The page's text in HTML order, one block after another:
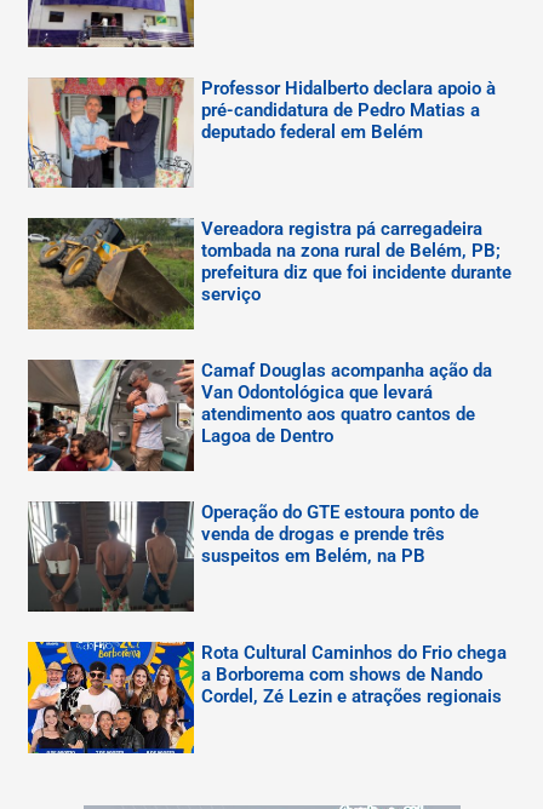
Professor Hidalberto declara apoio à
pré-candidatura de Pedro Matias a
deputado federal em Belém
Vereadora registra pá carregadeira
tombada na zona rural de Belém, PB;
prefeitura diz que foi incidente durante
serviço
Camaf Douglas acompanha ação da
Van Odontológica que levará
atendimento aos quatro cantos de
Lagoa de Dentro
Operação do GTE estoura ponto de
venda de drogas e prende três
suspeitos em Belém, na PB
Rota Cultural Caminhos do Frio chega
a Borborema com shows de Nando
Cordel, Zé Lezin e atrações regionais